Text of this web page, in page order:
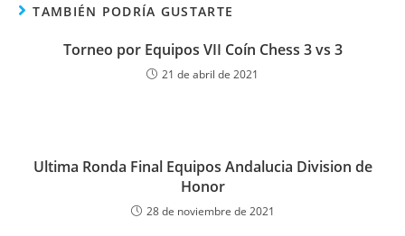
TAMBIÉN PODRÍA GUSTARTE
Torneo por Equipos VII Coín Chess 3 vs 3
21 de abril de 2021
Ultima Ronda Final Equipos Andalucia Division de
Honor
28 de noviembre de 2021